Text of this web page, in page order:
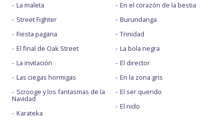
La maleta
Street Fighter
Fiesta pagäna
El final de Oak Street
La invitación
Las ciegas hormigas
Scrooge y los fantasmas de la
Navidad
Karateka
En el corazón de la bestia
Burundanga
Trinidad
La bola negra
El director
En la zona gris
El ser querido
El nido